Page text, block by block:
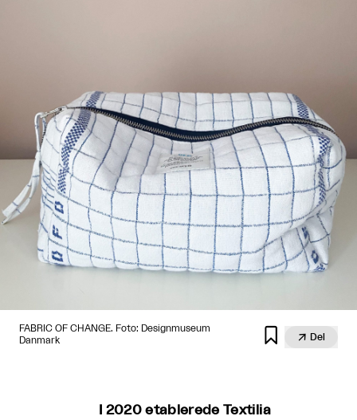
FABRIC OF CHANGE. Foto: Designmuseum
Danmark
  Del
I 2020 etablerede Textilia